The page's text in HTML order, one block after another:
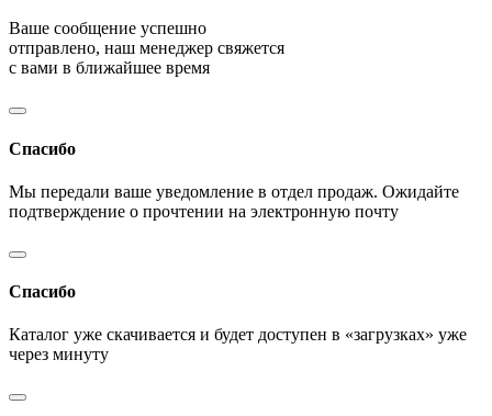
Ваше сообщение успешно
отправлено, наш менеджер свяжется
с вами в ближайшее время
Спасибо
Мы передали ваше уведомление в отдел продаж. Ожидайте
подтверждение о прочтении на электронную почту
Спасибо
Каталог уже скачивается и будет доступен в «загрузках» уже
через минуту